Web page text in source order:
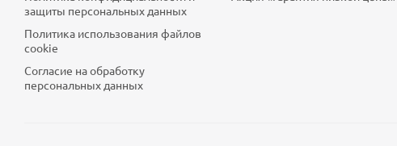
защиты персональных данных
Политика использования файлов
cookie
Согласие на обработку
персональных данных